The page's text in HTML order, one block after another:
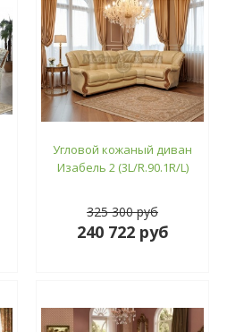
Угловой кожаный диван
Изабель 2 (3L/R.90.1R/L)
325 300 руб
240 722 руб